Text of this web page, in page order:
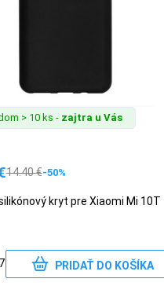
> 10 ks - zajtra u Vás
14.40€-50%
kryt pre Xiaomi Mi 10T
PRIDAŤ DO KOŠÍKA